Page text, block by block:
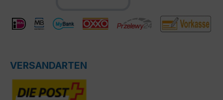
VERSANDARTEN